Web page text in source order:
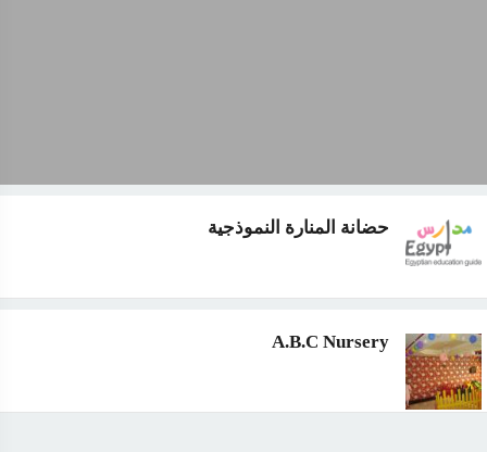
حضانة المنارة النموذجية
A.B.C Nursery